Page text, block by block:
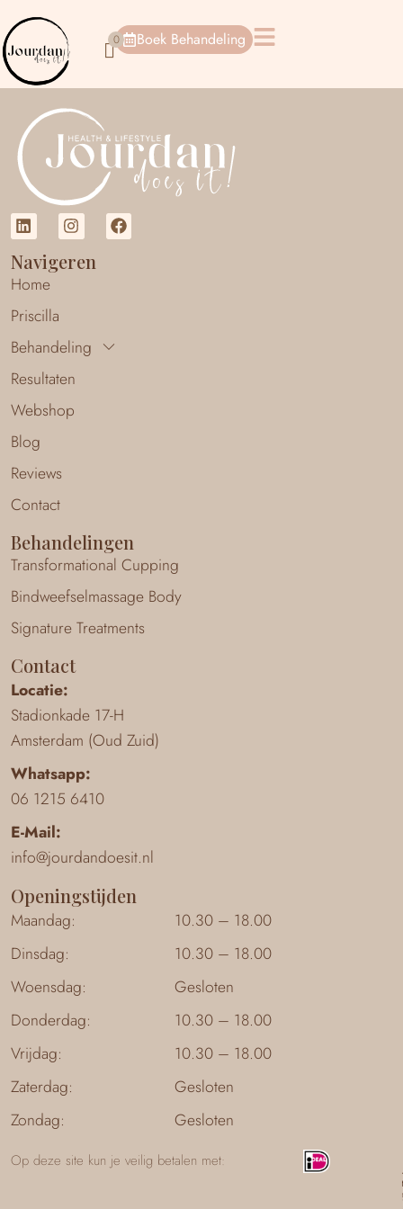
Boek Behandeling
Navigeren
Home
Priscilla
Behandeling
Resultaten
Webshop
Blog
Reviews
Contact
Behandelingen
Transformational Cupping
Bindweefselmassage Body
Signature Treatments
Contact
Locatie:
Stadionkade 17-H
Amsterdam (Oud Zuid)
Whatsapp:
06 1215 6410
E-Mail:
info@jourdandoesit.nl
Openingstijden
Maandag:
10.30 – 18.00
Dinsdag:
10.30 – 18.00
Woensdag:
Gesloten
Donderdag:
10.30 – 18.00
Vrijdag:
10.30 – 18.00
Zaterdag:
Gesloten
Zondag:
Gesloten
Op deze site kun je veilig betalen met: